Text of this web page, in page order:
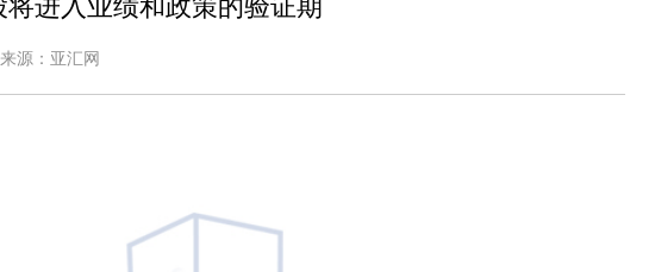
进入业绩和政策的验证期
源：亚汇网